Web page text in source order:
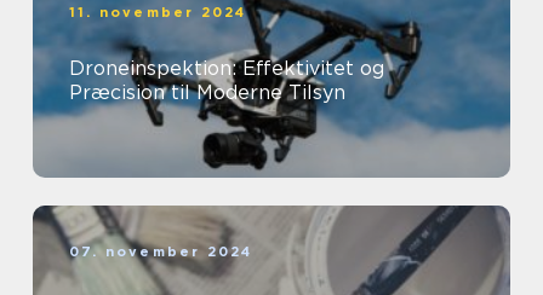
11. november 2024
Droneinspektion: Effektivitet og
Præcision til Moderne Tilsyn
07. november 2024